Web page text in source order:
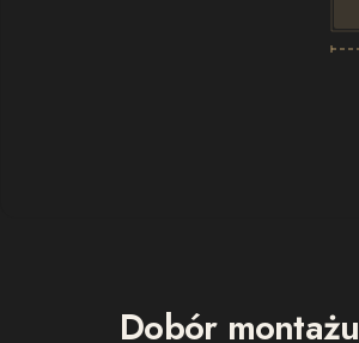
Dobór montażu